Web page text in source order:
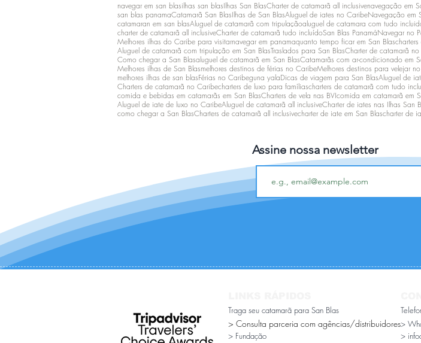
navegar em san blasilhas san blasIlhas San BlasCharter de catamarã all inclusivenavegação em
san blas panamaCatamarã San BlasIlhas de San BlasAluguel de iates no CaribeNavegação em
catamaran em san blasAluguel de catamarã com tripulaçãoaluguel de catamara com tudo
charter de catamarã all inclusiveCharter de catamarã tudo incluídoSan Blas PanamáNavegar no
Melhores ilhas do Caribe para visitarnavegar em panamaquanto tempo ficar em San Blas
Aluguel de catamarã com tripulação em San BlasTraslados para San BlasCharter de catamarã
Como chegar a San Blasaluguel de catamarã em San BlasCatamarãs com ar-condicionado em
Melhores ilhas de San Blasmelhores destinos de férias no CaribeMelhores destinos para velejar
melhores ilhas de san blasFérias no Caribeguna yalaDicas de viagem para San BlasAluguel de
Charters de catamarã no Caribecharters de luxo para famíliascharters de catamarã com tudo
comida e bebidas em catamarãs em San BlasCharters de vela nas BVIcomida em catamarã em
Aluguel de iate de luxo no CaribeAluguel de catamarã all inclusiveCharter de iates nas Ilhas San
como chegar a San BlasCharters de catamarã all inclusivecharter de iate em San Blascharter de
Assine nossa newsletter
Traga seu catamarã para San Blas
> Consulta parceria com agências/distribuidores
> Fundação
>
>